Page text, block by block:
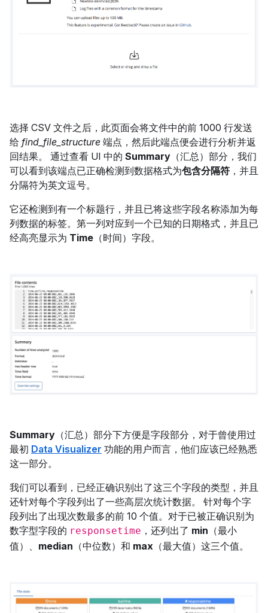
选择 CSV 文件之后，此页面会将文件中的前 1000 行发送
给 find_file_structure 端点，然后此端点便会进行分析并返
回结果。 通过查看 UI 中的 Summary （汇总）部分，我们
可以看到该端点已正确检测到数据格式为包含分隔符 ，并且
分隔符为英文逗号。
它还检测到有一个标题行，并且已将这些字段名称添加为每
列数据的标签。第一列对应到一个已知的日期格式，并且已
经高亮显示为 Time （时间）字段。
Summary （汇总）部分下方便是字段部分，对于曾使用过
最初 Data Visualizer 功能的用户而言，他们应该已经熟悉
这一部分。
我们可以看到，已经正确识别出了这三个字段的类型，并且
还针对每个字段列出了一些高层次统计数据。 针对每个字
段列出了出现次数最多的前 10 个值。对于已被正确识别为
数字型字段的 responsetime ，还列出了 min （最小
值）、 median （中位数）和 max （最大值）这三个值。